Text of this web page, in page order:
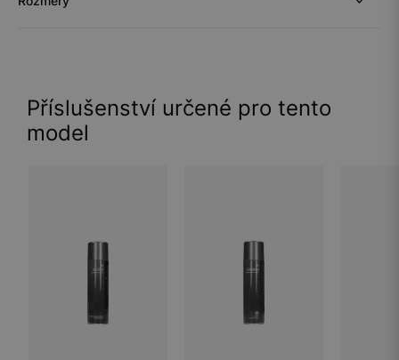
Příslušenství určené pro tento
model